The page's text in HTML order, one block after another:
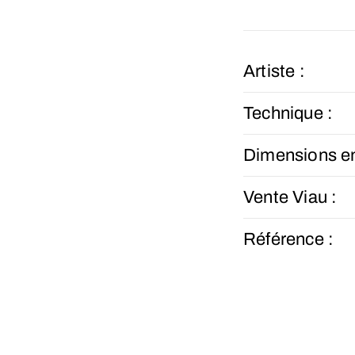
Artiste :
Technique :
Dimensions
Vente Viau :
Référence :